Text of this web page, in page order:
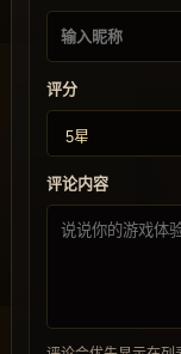
评分
评论内容